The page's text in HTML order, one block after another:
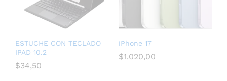
ESTUCHE CON TECLADO
IPAD 10.2
$34,50
iPhone 17
$1.020,00